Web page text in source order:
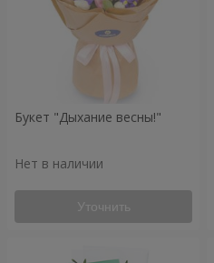
Букет "Дыхание весны!"
Нет в наличии
Уточнить